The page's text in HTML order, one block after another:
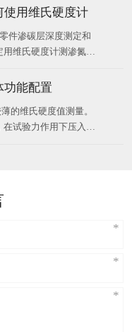
计。因此该试验方法
使用维氏硬度计
件渗碳层深度测定和
维氏硬度计测渗氮层
条件、加工精度相
垂直于渗氮层表面切
功能配置
的维氏硬度值测量。
试验力作用下压入试